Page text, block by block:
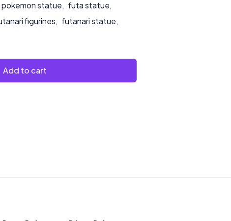
pokemon statue, futa statue,
figurines, futanari statue,
Add to cart